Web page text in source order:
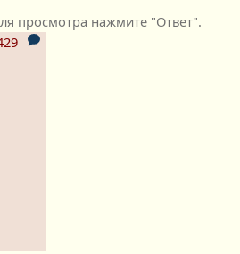
просмотра нажмите "Ответ".